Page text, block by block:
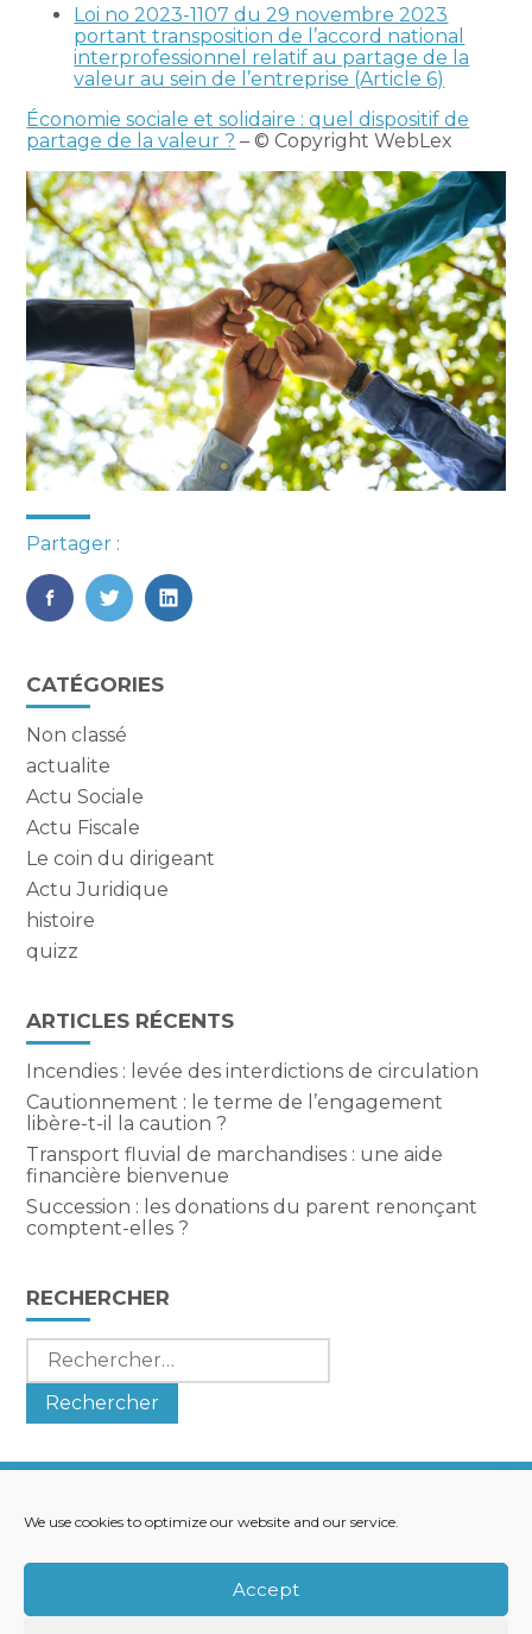
We use cookies to optimize our website and our service.
Accept
Loi no 2023-1107 du 29 novembre 2023
portant transposition de l’accord national
interprofessionnel relatif au partage de la
valeur au sein de l’entreprise (Article 6)
Économie sociale et solidaire : quel dispositif de
partage de la valeur ? – © Copyright WebLex
Partager :
FaceBook
TwitterLinkedIn
Blog
sidebar
CATÉGORIES
Non classé
actualite
Actu Sociale
Actu Fiscale
Le coin du dirigeant
Actu Juridique
histoire
quizz
ARTICLES RÉCENTS
Incendies : levée des interdictions de circulation
Cautionnement : le terme de l’engagement
libère-t-il la caution ?
Transport fluvial de marchandises : une aide
financière bienvenue
Succession : les donations du parent renonçant
comptent-elles ?
RECHERCHER
Rechercher :
Principale
NOS SOLUTIONS
RECRUTEMENT
CONTACT